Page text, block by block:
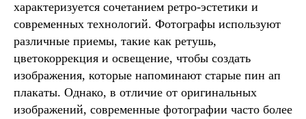
характеризуется сочетанием ретро-эстетики и
современных технологий. Фотографы используют
различные приемы, такие как ретушь,
цветокоррекция и освещение, чтобы создать
изображения, которые напоминают старые пин ап
плакаты. Однако, в отличие от оригинальных
изображений, современные фотографии часто более